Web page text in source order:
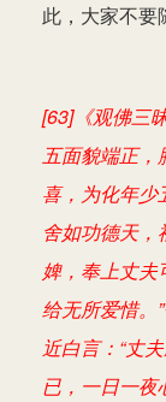
此，大家不要
[63]《观佛三
五面貌端正，
喜，为化年少
舍如功德天
婢，奉上丈
给无所爱惜。
近白言：“丈
已，一日一夜